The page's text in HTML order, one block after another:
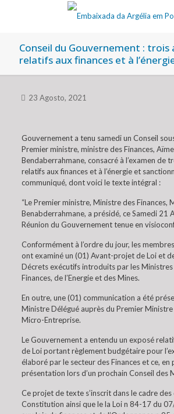
Conseil du Gouvernement :
relatifs aux finances et à
23 Agosto, 2021
Gouvernement a tenu samedi un Conseil
Premier ministre, ministre des Finances,
Bendaberrahmane, consacré à l’examen de
relatifs aux finances et à l’énergie et
communiqué, dont voici le texte intégral :
“Le Premier ministre, Ministre des Finances,
Benabderrahmane, a présidé, ce Samedi 21
Réunion du Gouvernement tenue en
Conformément à l’ordre du jour, les
ont examiné un (01) Avant-projet de Loi et
Décrets exécutifs introduits par les Ministres
Finances, de l’Energie et des Mines.
En outre, une (01) communication a été
Ministre Délégué auprès du Premier Ministre
Micro-Entreprise.
Le Gouvernement a entendu un exposé
de Loi portant règlement budgétaire pour
élaboré par le secteur des Finances et ce, en
présentation lors d’un prochain Conseil des
Ce projet de texte s’inscrit dans le cadre
Constitution ainsi que le la Loi n 84-17 du